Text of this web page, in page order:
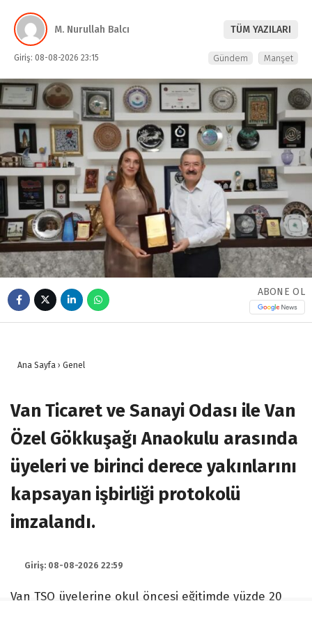
M. Nurullah Balcı TÜM YAZILARI
Giriş: 08-08-2026 23:15 Gündem Manşet
ABONE OL
Ana Sayfa › Genel
Van Ticaret ve Sanayi Odası ile Van
Özel Gökkuşağı Anaokulu arasında
üyeleri ve birinci derece yakınlarını
kapsayan işbirliği protokolü
imzalandı.
Giriş: 08-08-2026 22:59
Van TSO üyelerine okul öncesi eğitimde yüzde 20